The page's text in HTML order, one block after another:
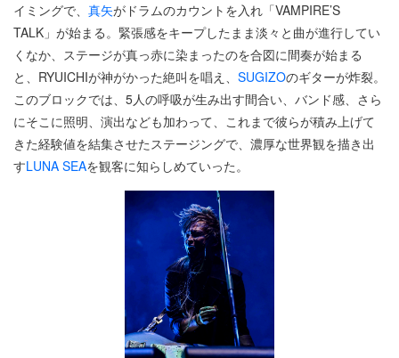
イミングで、 真矢がドラムのカウントを入れ「VAMPIRE’S
TALK」が始まる。緊張感をキープしたまま淡々と曲が進行してい
くなか、ステージが真っ赤に染まったのを合図に間奏が始まる
と、RYUICHIが神がかった絶叫を唱え、 SUGIZOのギターが炸裂。
このブロックでは、5人の呼吸が生み出す間合い、バンド感、さら
にそこに照明、演出なども加わって、これまで彼らが積み上げて
きた経験値を結集させたステージングで、濃厚な世界観を描き出
すLUNA SEAを観客に知らしめていった。